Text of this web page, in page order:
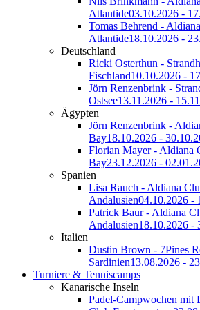
Atlantide03.10.2026 -
Tomas Behrend -
Atlantide18.10.2026 -
Deutschland
Ricki Osterthun -
Fischland10.10.2026 -
Jörn Renzenbrink -
Ostsee13.11.2026 -
Ägypten
Jörn Renzenbrink -
Bay18.10.2026 -
Florian Mayer - Aldiana
Bay23.12.2026 -
Spanien
Lisa Rauch - Aldiana
Andalusien04.10.2026 -
Patrick Baur - Aldiana
Andalusien18.10.2026 -
Italien
Dustin Brown - 7Pines
Sardinien13.08.2026 -
Turniere & Tenniscamps
Kanarische Inseln
Padel-Campwochen mit